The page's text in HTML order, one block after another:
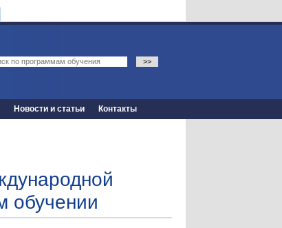
Новости и статьи Контакты
обучении